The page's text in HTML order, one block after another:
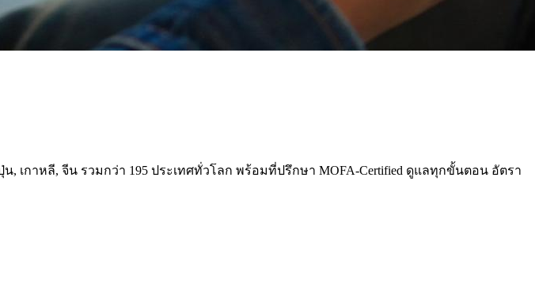
, เกาหลี, จีน รวมกว่า 195 ประเทศทั่วโลก พร้อมที่ปรึกษา MOFA-Certified ดูแลทุกขั้นตอน อัตรา